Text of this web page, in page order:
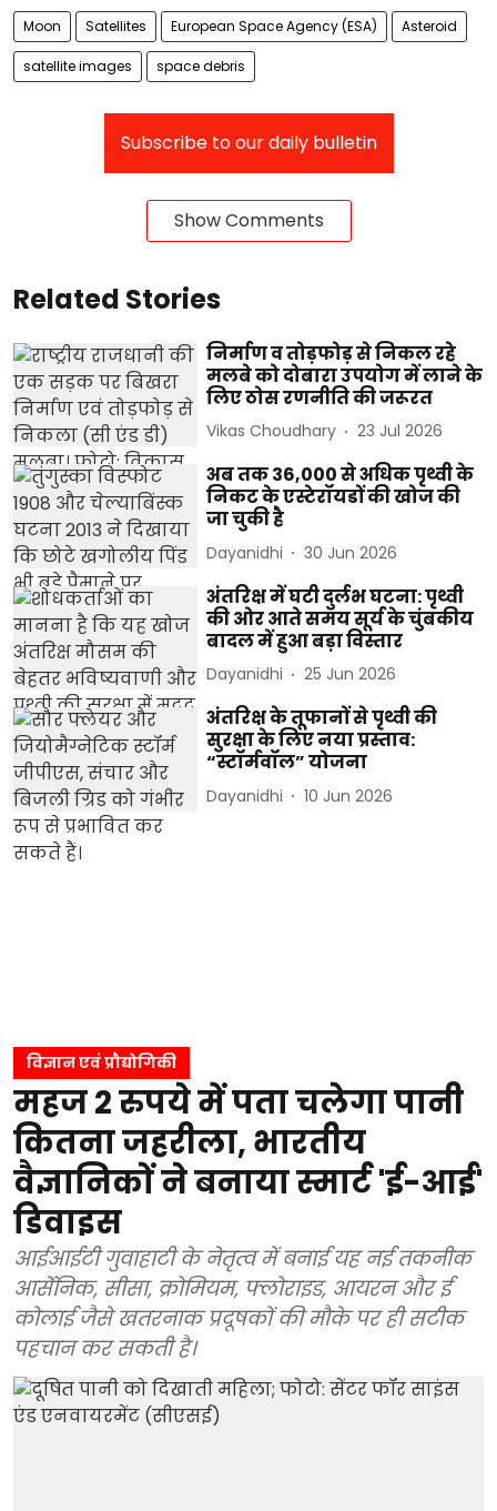
Moon Satellites European Space Agency (ESA) Asteroid
satellite images space debris
Subscribe to our daily bulletin
Show Comments
Related Stories
निर्माण व तोड़फोड़ से निकल रहे
मलबे को दोबारा उपयोग में लाने के
लिए ठोस रणनीति की जरूरत
Vikas Choudhary 23 Jul 2026
अब तक 36,000 से अधिक पृथ्वी के
निकट के एस्टेरॉयडों की खोज की
जा चुकी है
Dayanidhi 30 Jun 2026
अंतरिक्ष में घटी दुर्लभ घटना: पृथ्वी
की ओर आते समय सूर्य के चुंबकीय
बादल में हुआ बड़ा विस्तार
Dayanidhi 25 Jun 2026
अंतरिक्ष के तूफानों से पृथ्वी की
सुरक्षा के लिए नया प्रस्ताव:
“स्टॉर्मवॉल” योजना
Dayanidhi 10 Jun 2026
विज्ञान एवं प्रौद्योगिकी
महज 2 रुपये में पता चलेगा पानी
कितना जहरीला, भारतीय
वैज्ञानिकों ने बनाया स्मार्ट 'ई-आई'
डिवाइस
आईआईटी गुवाहाटी के नेतृत्व में बनाई यह नई तकनीक
आर्सेनिक, सीसा, क्रोमियम, फ्लोराइड, आयरन और ई
कोलाई जैसे खतरनाक प्रदूषकों की मौके पर ही सटीक
पहचान कर सकती है।